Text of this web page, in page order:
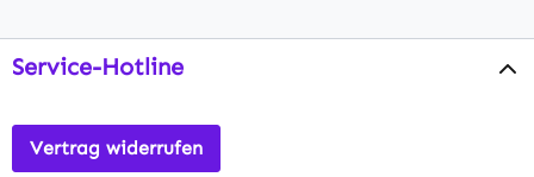
Service-Hotline
Vertrag widerrufen